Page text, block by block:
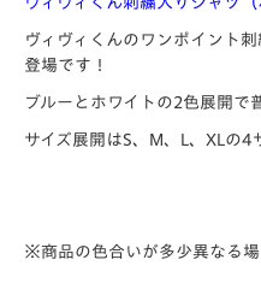
ヴィヴィくんのワンポイント
登場です！
ブルーとホワイトの2色展開で
サイズ展開はS、M、L、XLの4
※商品の色合いが多少異なる場